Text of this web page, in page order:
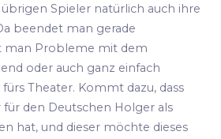
Spieler natürlich auch ihre
beendet man gerade
man Probleme mit dem
oder auch ganz einfach
Theater. Kommt dazu, dass
für den Deutschen Holger als
hat, und dieser möchte dieses